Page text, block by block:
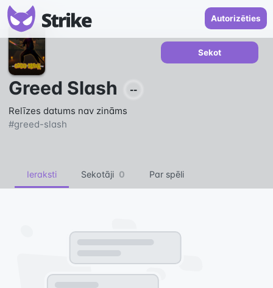
Autorizēties
Greed Slash --
Relīzes datums nav zināms
#greed-slash
Sekot
Ieraksti Sekotāji 0 Par spēli